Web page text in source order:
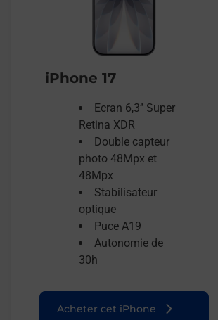
iPhone 17
Ecran 6,3’’ Super
Retina XDR
Double capteur
photo 48Mpx et
48Mpx
Stabilisateur
optique
Puce A19
Autonomie de
30h
Acheter cet iPhone